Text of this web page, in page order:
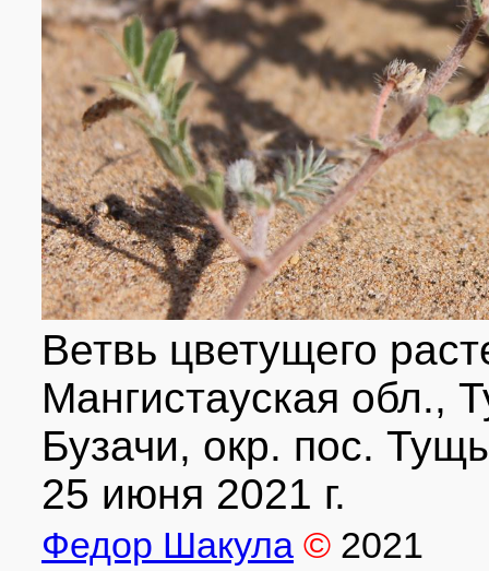
Ветвь цветущего
Мангистауская обл.,
Бузачи, окр. пос.
25 июня 2021 г.
Федор Шакула © 2021